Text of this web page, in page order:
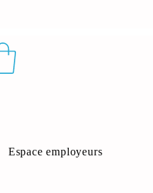
Espace employeurs